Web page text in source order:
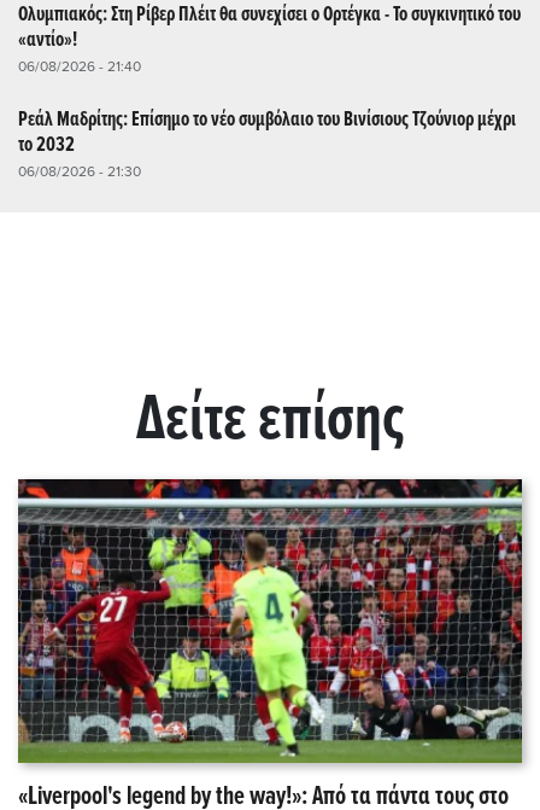
Ολυμπιακός: Στη Ρίβερ Πλέιτ θα συνεχίσει ο Ορτέγκα - Το συγκινητικό του
«αντίο»!
06/08/2026 - 21:40
Ρεάλ Μαδρίτης: Επίσημο το νέο συμβόλαιο του Βινίσιους Τζούνιορ μέχρι
το 2032
06/08/2026 - 21:30
Δείτε επίσης
«Liverpool's legend by the way!»: Από τα πάντα τους στο